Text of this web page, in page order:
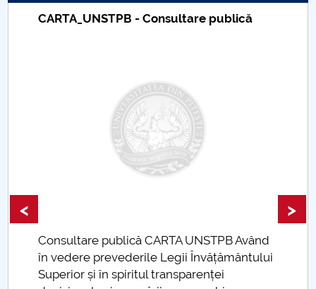
Galerie vechile staff-uri
353
Proiectul privind Învăţământul Secundar (ROSE) AG
399
Taxe de școlarizare indexate – Centrul
Taxe de școlarizare indexate Taxele se pot
plăti și cu cardul
< >